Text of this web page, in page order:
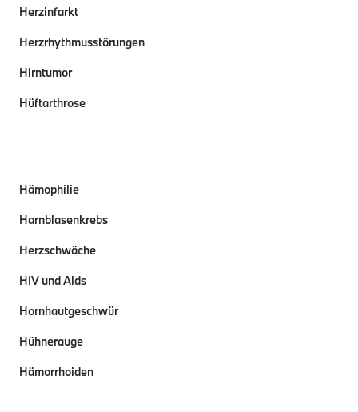
Herzinfarkt
Herzrhythmusstörungen
Hirntumor
Hüftarthrose
Hämophilie
Harnblasenkrebs
Herzschwäche
HIV und Aids
Hornhautgeschwür
Hühnerauge
Hämorrhoiden